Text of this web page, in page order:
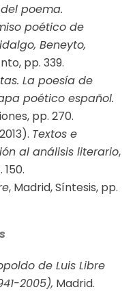
poema.
poético de
Beneyto,
pp. 339.
La poesía de
poético español.
pp. 270.
Textos e
al análisis literario,
, Madrid, Síntesis, pp.
de Luis Libre
2005), Madrid.